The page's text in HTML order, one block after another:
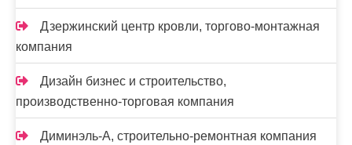
Дзержинский центр кровли, торгово-монтажная
компания
Дизайн бизнес и строительство,
производственно-торговая компания
Диминэль-А, строительно-ремонтная компания